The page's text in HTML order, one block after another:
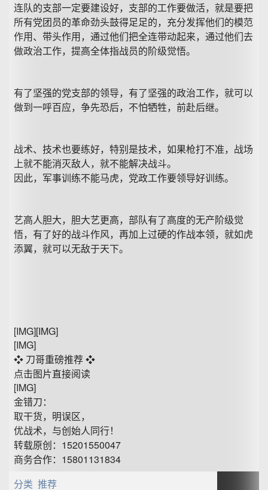
连队的支部一定要建设好，支部的工作要做活，就是要把
所有党团员的革命劲头鼓得足足的，充分发挥他们的模范
作用、带头作用，通过他们把全连带动起来，通过他们去
做政治工作，提高全体指战员的阶级觉悟。
有了坚强的党支部的领导，有了坚强的政治工作，就可以
做到一呼百应，争先恐后，不怕牺牲，前赴后继。
战术、技术也要练好，特别是技术，如果枪打不准，战场
上就不能消灭敌人，就不能解决战斗。
因此，军事训练不能马虎，党政工作要领导好训练。
艺高人胆大，胆大艺更高，部队有了高度的无产阶级觉
悟，有了好的战斗作风，再加上过硬的作战本领，就如虎
添翼，就可以无敌于天下。
[IMG][IMG]
[IMG]
❖ 刀哥重磅推荐 ❖
点击图片直接阅读
[IMG]
金错刀：
取干货，明误区，
优战术，与创始人同行！
转载原创：15201550047
商务合作：15801131834
分类 推荐